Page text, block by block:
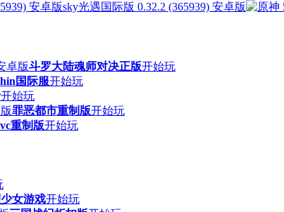
sky光遇国际版 0.32.2 (365939) 安卓版
斗罗大陆魂师对决正版开始玩
国际服开始玩
开始玩
罪恶都市重制版开始玩
重制版开始玩
女游戏开始玩